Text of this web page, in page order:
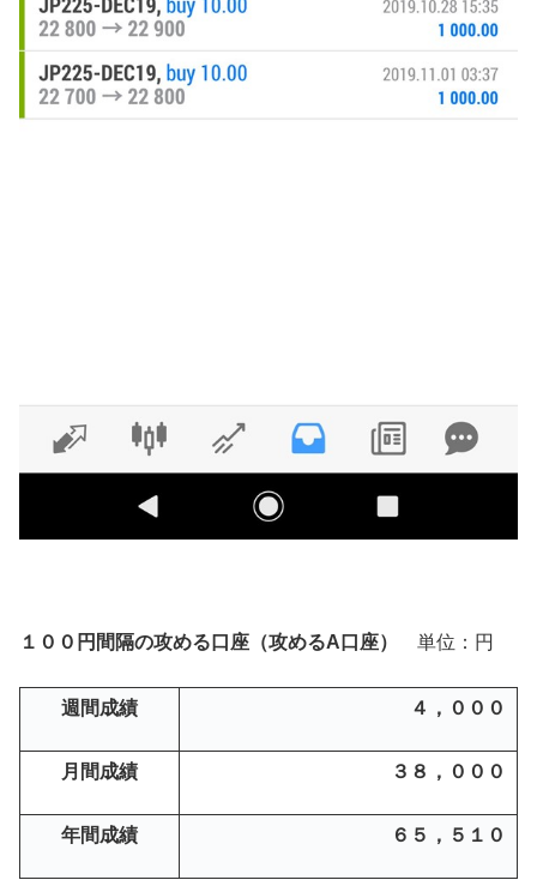
１００円間隔の攻める口座（攻めるA口座） 単位：円
週間成績 ４，０００
月間成績 ３８，０００
年間成績 ６５，５１０